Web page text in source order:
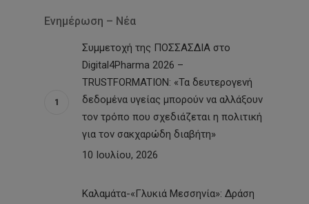
Ενημέρωση – Νέα
Συμμετοχή της ΠΟΣΣΑΣΔΙΑ στο
Digital4Pharma 2026 –
TRUSTFORMATION: «Τα δευτερογενή
δεδομένα υγείας μπορούν να αλλάξουν
τον τρόπο που σχεδιάζεται η πολιτική
για τον σακχαρώδη διαβήτη»
10 Ιουλίου, 2026
Καλαμάτα-«Γλυκιά Μεσσηνία»: Δράση